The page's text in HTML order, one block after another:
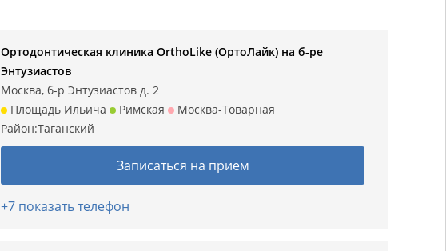
Ортодонтическая клиника OrthoLike (ОртоЛайк) на б-ре
Энтузиастов
Москва, б-р Энтузиастов д. 2
Площадь Ильича
Римская
Москва-Товарная
Район:Таганский
Записаться на прием
+7 показать телефон